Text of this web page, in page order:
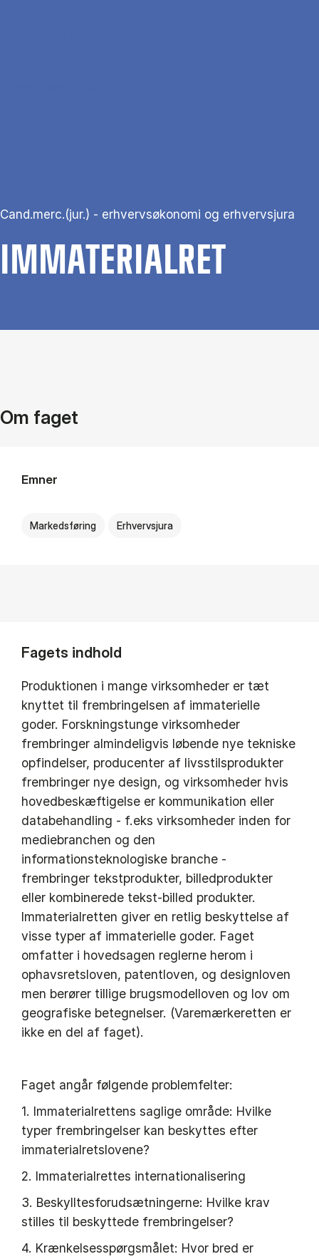
Cand.merc.(jur.) - erhvervsøkonomi og erhvervsjura
IM­MA­TE­RI­AL­RET
Om faget
Emner
Markedsføring Erhvervsjura
Fagets indhold
Produktionen i mange virksomheder er tæt
knyttet til frembringelsen af immaterielle
goder. Forskningstunge virksomheder
frembringer almindeligvis løbende nye tekniske
opfindelser, producenter af livsstilsprodukter
frembringer nye design, og virksomheder hvis
hovedbeskæftigelse er kommunikation eller
databehandling - f.eks virksomheder inden for
mediebranchen og den
informationsteknologiske branche -
frembringer tekstprodukter, billedprodukter
eller kombinerede tekst-billed produkter.
Immaterialretten giver en retlig beskyttelse af
visse typer af immaterielle goder. Faget
omfatter i hovedsagen reglerne herom i
ophavsretsloven, patentloven, og designloven
men berører tillige brugsmodelloven og lov om
geografiske betegnelser. (Varemærkeretten er
ikke en del af faget).
Faget angår følgende problemfelter:
1. Immaterialrettens saglige område: Hvilke
typer frembringelser kan beskyttes efter
immaterialretslovene?
2. Immaterialrettes internationalisering
3. Beskylltesforudsætningerne: Hvilke krav
stilles til beskyttede frembringelser?
4. Krænkelsesspørgsmålet: Hvor bred er